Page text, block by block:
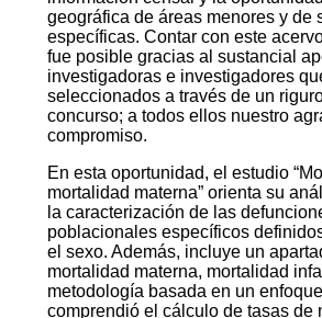
En el marco del programa de
información del Censo Nacional de
Viviendas 2022, el Instituto
(INE), presenta el documento
mortalidad materna”. El mismo
de investigaciones que abarca una
de interés nacional, que
información censal y la
geográfica de áreas menores y de
específicas. Contar con este
fue posible gracias al sustancial
investigadoras e investigadores
seleccionados a través de un
concurso; a todos ellos nuestro
compromiso.